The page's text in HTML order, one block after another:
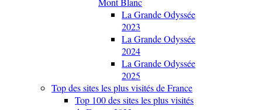
La Grande Odyssée
2023
La Grande Odyssée
2024
La Grande Odyssée
2025
Top des sites les plus visités de France
Top 100 des sites les plus visités